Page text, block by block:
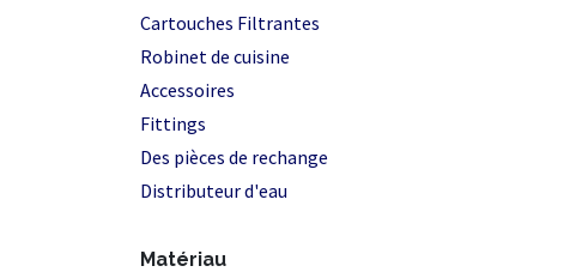
Cartouches Filtrantes
Robinet de cuisine
Accessoires
Fittings
Des pièces de rechange
Distributeur d'eau
Matériau